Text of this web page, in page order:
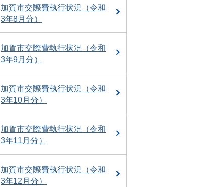
加賀市交際費執行状況（令和
3年8月分）
加賀市交際費執行状況（令和
3年9月分）
加賀市交際費執行状況（令和
3年10月分）
加賀市交際費執行状況（令和
3年11月分）
加賀市交際費執行状況（令和
3年12月分）